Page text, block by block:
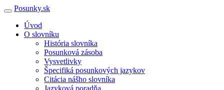
Posunky.sk
Úvod
O slovníku
História slovníka
Posunková zásoba
Vysvetlivky
Špecifiká posunkových jazykov
Citácia nášho slovníka
Jazyková poradňa